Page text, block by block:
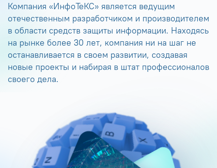
Компания «ИнфоТеКС» является ведущим
отечественным разработчиком и производителем
в области средств защиты информации. Находясь
на рынке более 30 лет, компания ни на шаг не
останавливается в своем развитии, создавая
новые проекты и набирая в штат профессионалов
своего дела.